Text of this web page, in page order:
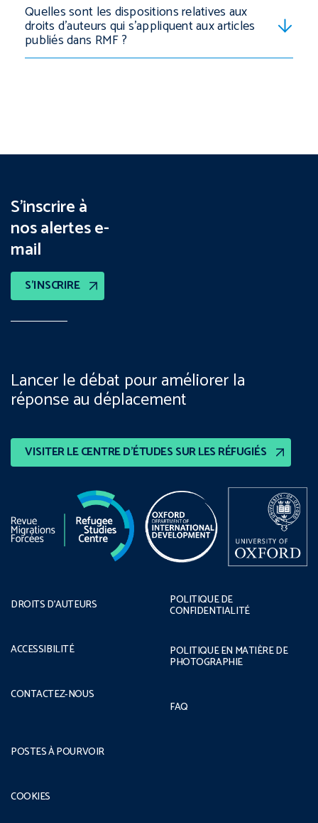
Quelles sont les dispositions relatives aux
droits d’auteurs qui s’appliquent aux articles
publiés dans RMF ?
S’inscrire à
nos alertes e-
mail
S’INSCRIRE
VISITER LE CENTRE D’ÉTUDES SUR LES RÉFUGIÉS
Lancer le débat pour améliorer la
réponse au déplacement
DROITS D’AUTEURS
ACCESSIBILITÉ
CONTACTEZ-NOUS
POLITIQUE DE
CONFIDENTIALITÉ
POLITIQUE EN MATIÈRE DE
PHOTOGRAPHIE
FAQ
POSTES À POURVOIR
COOKIES